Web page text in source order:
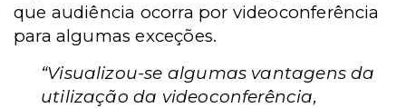
que audiência ocorra por videoconferência
para algumas exceções.
“Visualizou-se algumas vantagens da
utilização da videoconferência,